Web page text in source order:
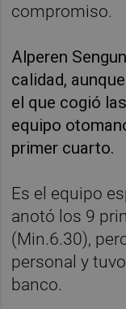
compromiso.
Alperen
calidad,
el que cogió
equipo
primer cuarto.
Es el equipo
anotó los 9
(Min.6.30),
personal y
banco.